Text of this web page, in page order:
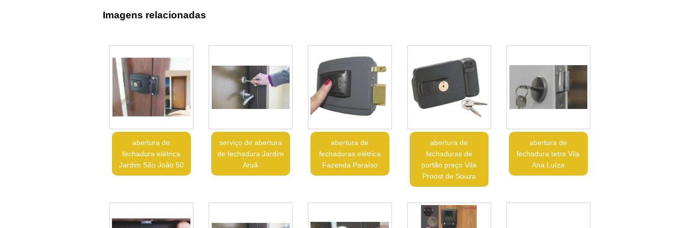
Imagens relacionadas
abertura de
fechadura elétrica
Jardim São João 50
serviço de abertura
de fechadura Jardim
Aruã
abertura de
fechaduras elétrica
Fazenda Paraíso
abertura de
fechaduras de
portão preço Vila
Proost de Souza
abertura de
fechadura tetra Vila
Ana Luíza